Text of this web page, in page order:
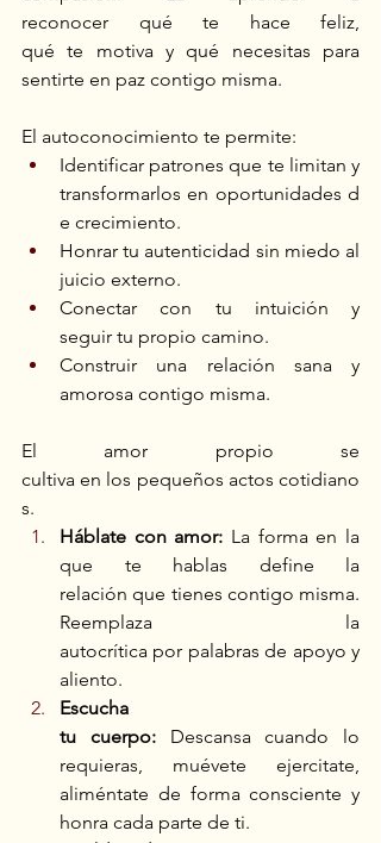
reconocer qué te hace feliz,
qué te motiva y qué necesitas para
sentirte en paz contigo misma.
El autoconocimiento te permite:
Identificar patrones que te limitan y
transformarlos en oportunidades d
e crecimiento.
Honrar tu autenticidad sin miedo al
juicio externo.
Conectar con tu intuición y
seguir tu propio camino.
Construir una relación sana y
amorosa contigo misma.
El amor propio se
cultiva en los pequeños actos cotidiano
s.
Háblate con amor: La forma en la
que te hablas define la
relación que tienes contigo misma.
Reemplaza la
autocrítica por palabras de apoyo y
aliento.
Escucha
tu cuerpo: Descansa cuando lo
requieras, muévete ejercitate,
aliméntate de forma consciente y
honra cada parte de ti.